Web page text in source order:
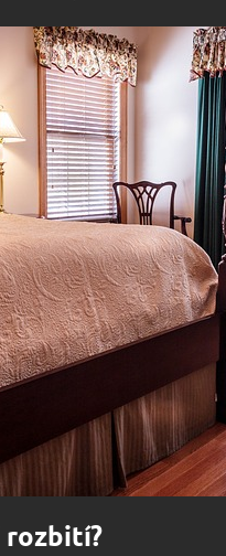
rozbití?